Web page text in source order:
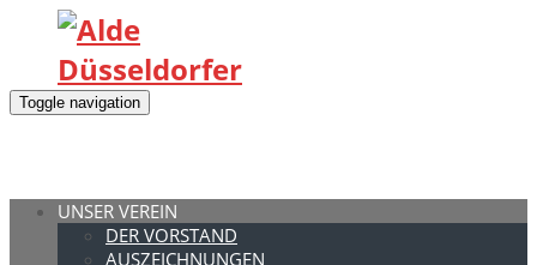
Toggle navigation
UNSER VEREIN
DER VORSTAND
AUSZEICHNUNGEN